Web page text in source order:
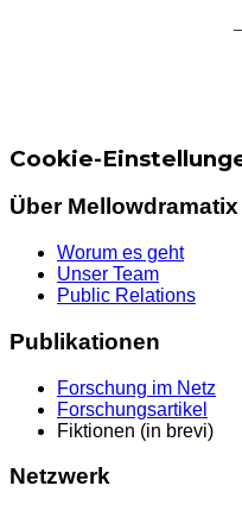
–
Cookie-
Über Mellowdramatix
Worum es geht
Unser Team
Public Relations
Publikationen
Forschung im Netz
Forschungsartikel
Fiktionen (in brevi)
Netzwerk